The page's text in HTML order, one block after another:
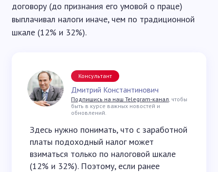
договору (до признания его умовой о праце)
выплачивал налоги иначе, чем по традиционной
шкале (12% и 32%).
Консультант
Дмитрий Константинович
Подпишись на наш Telegram-канал, чтобы
быть в курсе важных новостей и
обновлений.
Здесь нужно понимать, что с заработной
платы подоходный налог может
взиматься только по налоговой шкале
(12% и 32%). Поэтому, если ранее